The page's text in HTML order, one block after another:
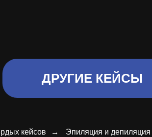
ДРУГИЕ КЕЙСЫ
кейсов → Эпиляция и депиляция